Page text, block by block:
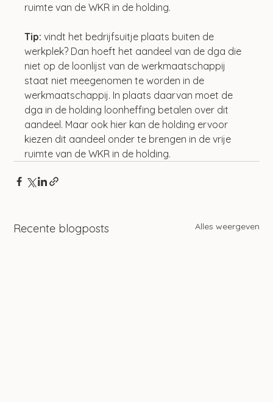
ruimte van de WKR in de holding.
Tip: vindt het bedrijfsuitje plaats buiten de
werkplek? Dan hoeft het aandeel van de dga die
niet op de loonlijst van de werkmaatschappij
staat niet meegenomen te worden in de
werkmaatschappij. In plaats daarvan moet de
dga in de holding loonheffing betalen over dit
aandeel. Maar ook hier kan de holding ervoor
kiezen dit aandeel onder te brengen in de vrije
ruimte van de WKR in de holding.
Recente blogposts Alles weergeven